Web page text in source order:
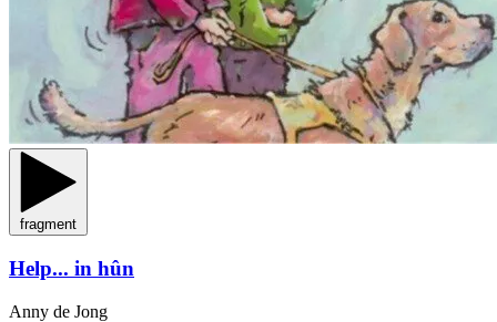
fragment
Help... in hûn
Anny de Jong